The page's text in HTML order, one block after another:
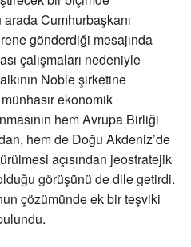
Cumhurbaşkanı
gönderdiği mesajında
çalışmaları nedeniyle
Noble şirketine
münhasır ekonomik
hem Avrupa Birliği
hem de Doğu Akdeniz’de
açısından jeostratejik
görüşünü de dile getirdi.
çözümünde ek bir teşviki